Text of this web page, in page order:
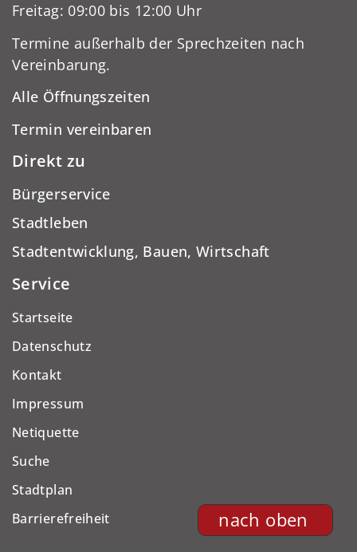
nach oben
Freitag: 09:00 bis 12:00 Uhr
Termine außerhalb der Sprechzeiten nach
Vereinbarung.
Alle Öffnungszeiten
Termin vereinbaren
Direkt zu
Bürgerservice
Stadtleben
Stadtentwicklung, Bauen, Wirtschaft
Service
Startseite
Datenschutz
Kontakt
Impressum
Netiquette
Suche
Stadtplan
Barrierefreiheit